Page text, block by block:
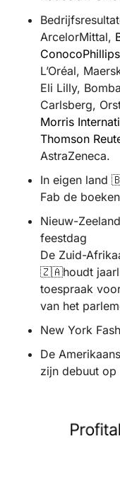
ArcelorMittal,
L’Oréal,
Eli Lilly,
Carlsberg,
Morris
Thomson
AstraZeneca.
In eigen land
Fab de
Nieuw-Zeeland
feestdag
🇿🇦houdt
toespraak
van het
New York
De
zijn debuut